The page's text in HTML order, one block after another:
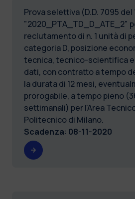
Prova selettiva (D.D. 7095 del
"2020_PTA_TD_D_ATE_2"
reclutamento di n. 1 unità di
categoria D, posizione
tecnica, tecnico-scientifica
dati, con contratto a tempo
la durata di 12 mesi,
prorogabile, a tempo pieno
settimanali) per l'Area
Politecnico di Milano.
Scadenza: 08-11-2020